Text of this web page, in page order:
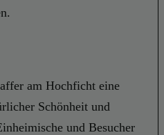
am Hochficht eine
Schönheit und
und Besucher